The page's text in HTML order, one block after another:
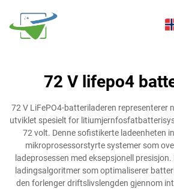
72 V lifepo4
72 V LiFePO4-batteriladeren representerer
utviklet spesielt for
72 volt. Denne sofistikerte ladeenheten
mikroprosessorstyrte systemer som
ladeprosessen med eksepsjonell
ladingsalgoritmer som optimaliserer
den forlenger driftslivslengden gjennom